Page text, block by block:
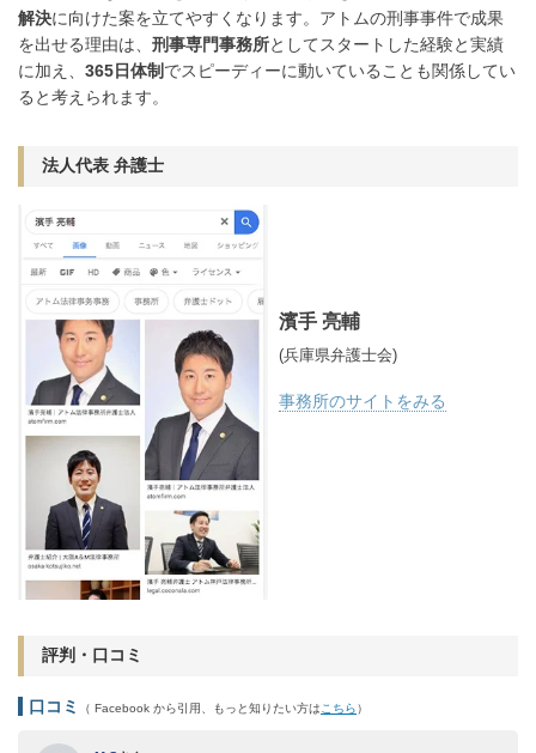
解決に向けた案を立てやすくなります。アトムの刑事事件で成果
を出せる理由は、 刑事専門事務所としてスタートした経験と実績
に加え、 365日体制 でスピーディーに動いていることも関係してい
ると考えられます。
法人代表 弁護士
濱手 亮輔
(兵庫県弁護士会)
事務所のサイトをみる
評判・口コミ
口コミ （ Facebook から引用、もっと知りたい方はこちら）